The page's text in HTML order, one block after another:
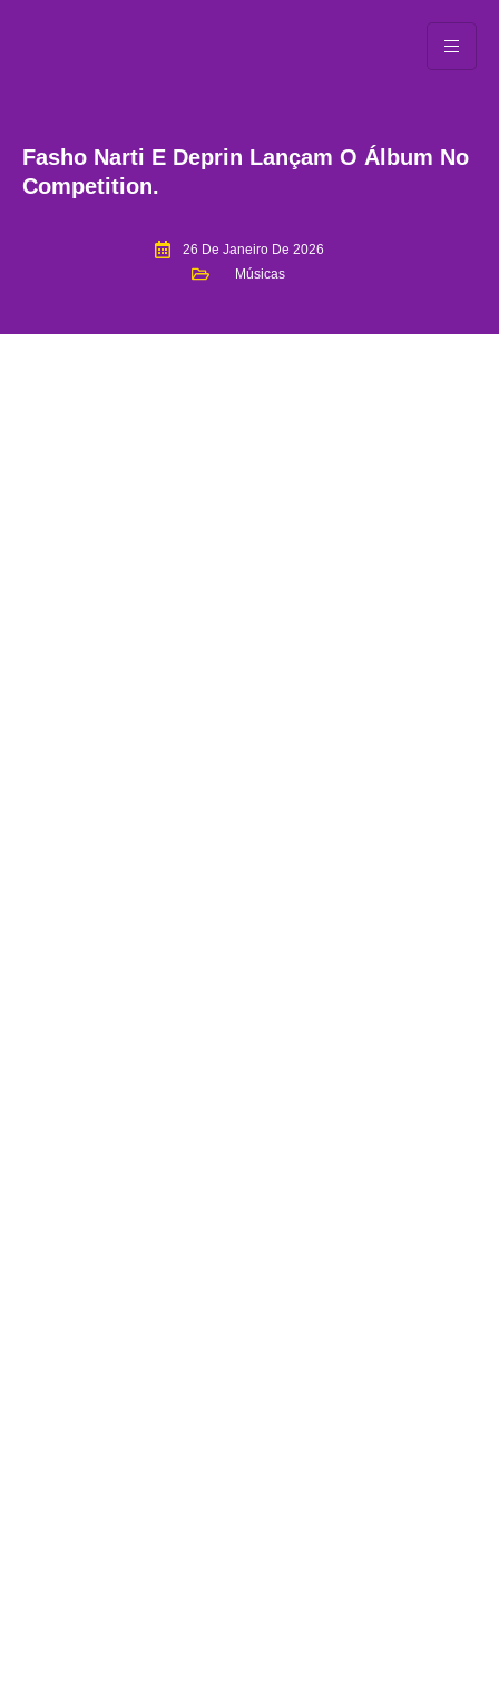
Fasho Narti E Deprin Lançam O Álbum No
Competition.
26 De Janeiro De 2026
Músicas